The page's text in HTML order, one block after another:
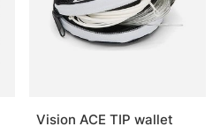
Vision ACE TIP wallet